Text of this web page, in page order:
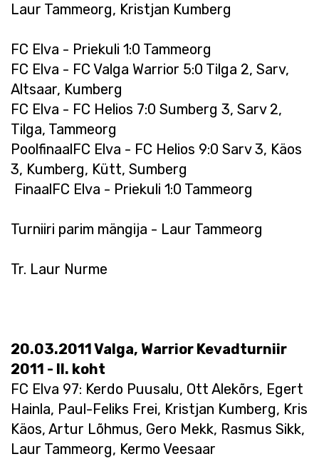
Laur Tammeorg, Kristjan Kumberg
FC Elva - Priekuli 1:0 Tammeorg
FC Elva - FC Valga Warrior 5:0 Tilga 2, Sarv,
Altsaar, Kumberg
FC Elva - FC Helios 7:0 Sumberg 3, Sarv 2,
Tilga, Tammeorg
PoolfinaalFC Elva - FC Helios 9:0 Sarv 3, Käos
3, Kumberg, Kütt, Sumberg
FinaalFC Elva - Priekuli 1:0 Tammeorg
Turniiri parim mängija - Laur Tammeorg
Tr. Laur Nurme
20.03.2011 Valga, Warrior Kevadturniir
2011 - II. koht
FC Elva 97: Kerdo Puusalu, Ott Alekõrs, Egert
Hainla, Paul-Feliks Frei, Kristjan Kumberg, Kris
Käos, Artur Lõhmus, Gero Mekk, Rasmus Sikk,
Laur Tammeorg, Kermo Veesaar